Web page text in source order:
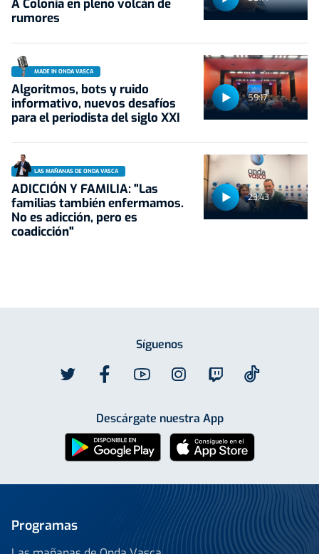
A Colonia en pleno volcán de
rumores
59:17
MADE IN ONDA VASCA
Algoritmos, bots y ruido
informativo, nuevos desafíos
para el periodista del siglo XXI
23:43
LAS MAÑANAS DE ONDA VASCA
ADICCIÓN Y FAMILIA: "Las
familias también enfermamos.
No es adicción, pero es
coadicción"
Síguenos
Descárgate nuestra App
Programas